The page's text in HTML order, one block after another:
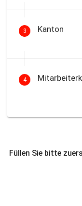
3 Kanton
4
Füllen Sie bitte